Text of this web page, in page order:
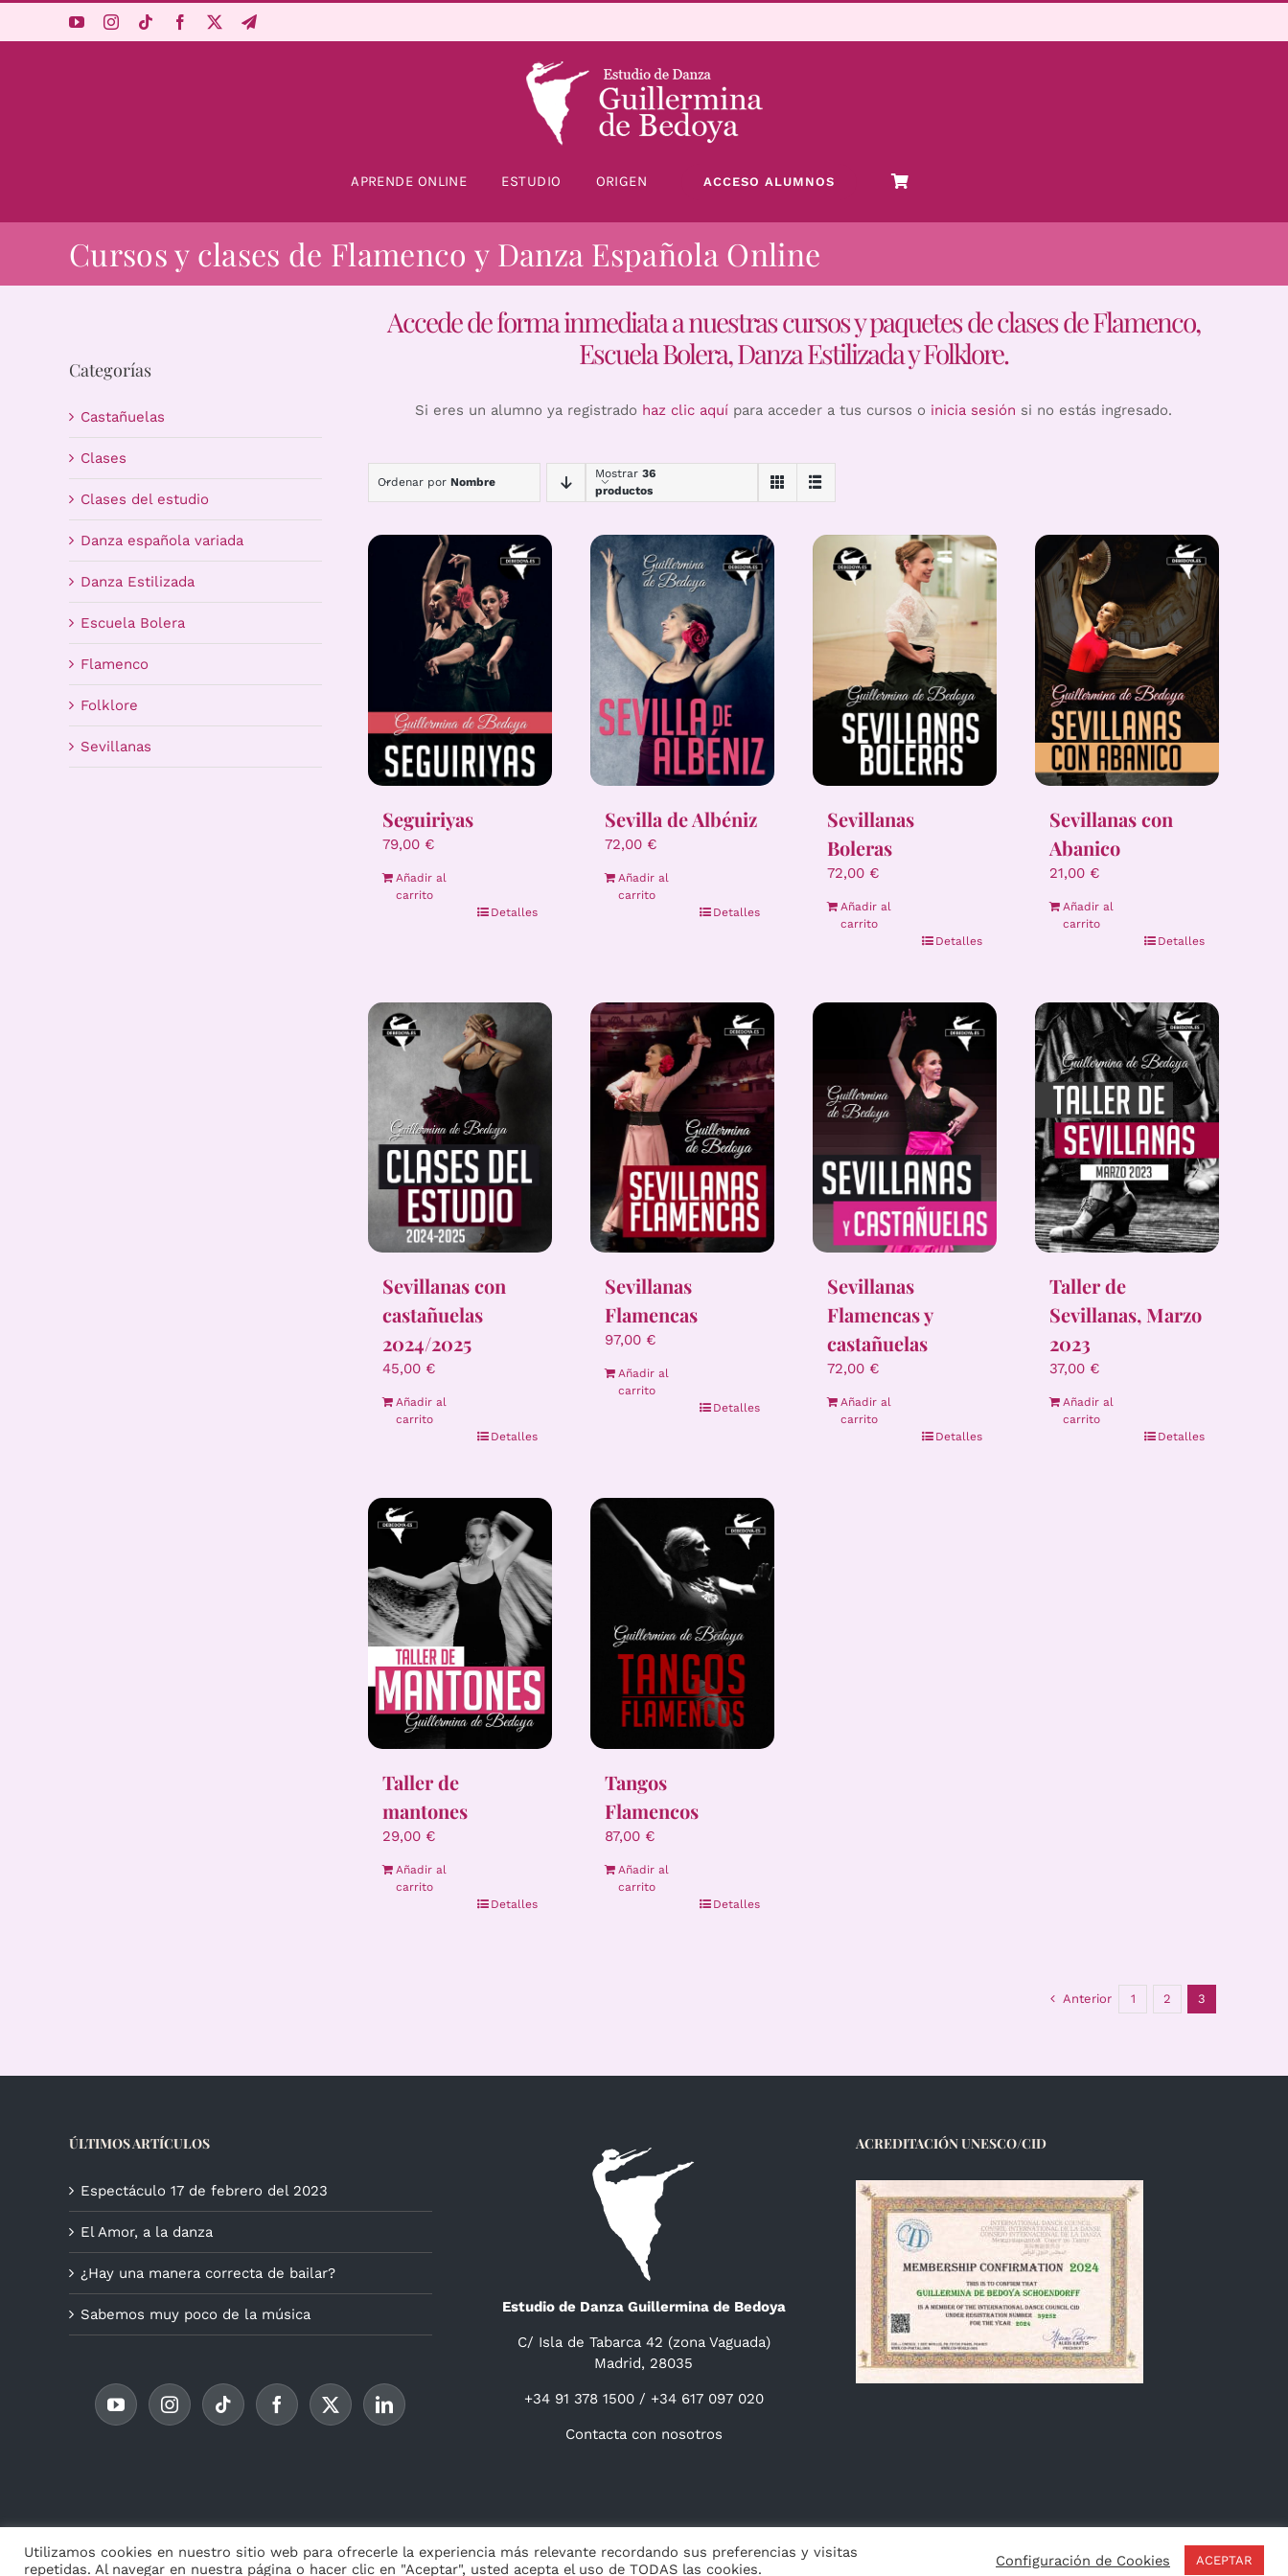
APRENDE ONLINE ESTUDIO ORIGEN ACCESO ALUMNOS
Cursos y clases de Flamenco y Danza Española Online
Categorías
Castañuelas
Clases
Clases del estudio
Danza española variada
Danza Estilizada
Escuela Bolera
Flamenco
Folklore
Sevillanas
Accede de forma inmediata a nuestras cursos y paquetes de clases de Flamenco,
Escuela Bolera, Danza Estilizada y Folklore.
Si eres un alumno ya registrado haz clic aquí para acceder a tus cursos o inicia sesión si no estás ingresado.
Ordenar por Nombre
Mostrar 36
productos
Seguiriyas
79,00 €
Añadir al
carrito
Detalles
Sevilla de Albéniz
72,00 €
Añadir al
carrito
Detalles
Sevillanas
Boleras
72,00 €
Añadir al
carrito
Detalles
Sevillanas con
Abanico
21,00 €
Añadir al
carrito
Detalles
Sevillanas con
castañuelas
2024/2025
45,00 €
Añadir al
carrito
Detalles
Sevillanas
Flamencas
97,00 €
Añadir al
carrito
Detalles
Sevillanas
Flamencas y
castañuelas
72,00 €
Añadir al
carrito
Detalles
Taller de
Sevillanas, Marzo
2023
37,00 €
Añadir al
carrito
Detalles
Taller de
mantones
29,00 €
Añadir al
carrito
Detalles
Tangos
Flamencos
87,00 €
Añadir al
carrito
Detalles
Anterior 1 2 3
ÚLTIMOS ARTÍCULOS
Espectáculo 17 de febrero del 2023
El Amor, a la danza
¿Hay una manera correcta de bailar?
Sabemos muy poco de la música Estudio de Danza Guillermina de Bedoya
C/ Isla de Tabarca 42 (zona Vaguada)
Madrid, 28035
+34 91 378 1500 / +34 617 097 020
Contacta con nosotros
ACREDITACIÓN UNESCO/CID
Utilizamos cookies en nuestro sitio web para ofrecerle la experiencia más relevante recordando sus preferencias y visitas
repetidas. Al navegar en nuestra página o hacer clic en "Aceptar", usted acepta el uso de TODAS las cookies.
Configuración de Cookies ACEPTAR